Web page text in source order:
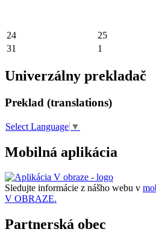
24 25
31
1
Univerzálny prekladač
Preklad (translations)
Select Language ▼
Mobilná aplikácia
Sledujte informácie z nášho webu v
V OBRAZE.
Partnerská obec